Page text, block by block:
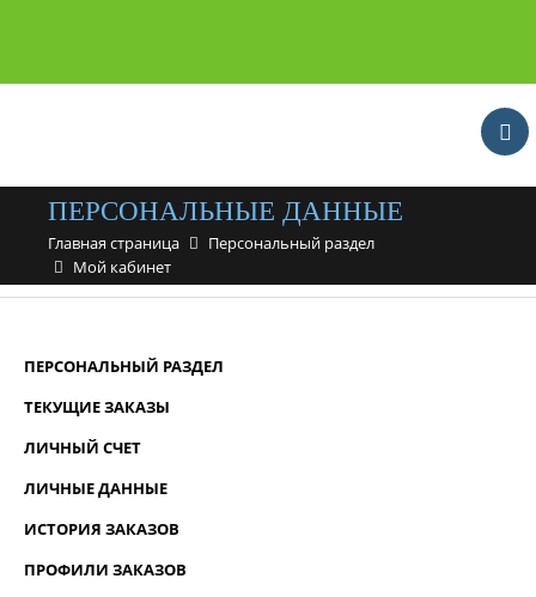
ПЕРСОНАЛЬНЫЕ ДАННЫЕ
Главная страница
Персональный раздел
Мой кабинет
ПЕРСОНАЛЬНЫЙ РАЗДЕЛ
ТЕКУЩИЕ ЗАКАЗЫ
ЛИЧНЫЙ СЧЕТ
ЛИЧНЫЕ ДАННЫЕ
ИСТОРИЯ ЗАКАЗОВ
ПРОФИЛИ ЗАКАЗОВ